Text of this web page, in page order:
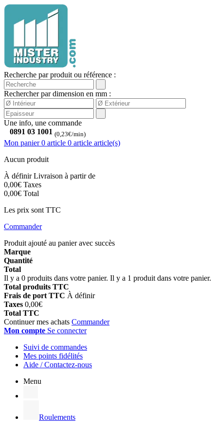
Recherche par produit ou référence :
Rechercher par dimension en mm :
Une info, une commande
0891 03 1001 (0,23€/min)
Mon panier 0 article 0 article article(s)
Aucun produit
À définirLivraison à partir de
0,00€ Taxes
0,00€ Total
Les prix sont TTC
Commander
Produit ajouté au panier avec succès
Marque
Quantité
Total
Il y a 0 produits dans votre panier. Il y a 1 produit dans votre panier.
Total produits TTC
Frais de port TTC À définir
Taxes 0,00€
Total TTC
Continuer mes achats Commander
Mon compte Se connecter
Suivi de commandes
Mes points fidélités
Aide / Contactez-nous
Menu
Roulements